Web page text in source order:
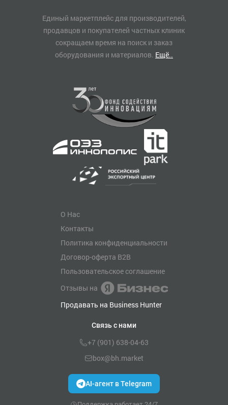
Единый маркетплейс для производителей,
продавцов и покупателей частных клиник
сокращаем время на поиск и заказ
оборудования и материалов. Ещё..
О Нас
Контакты
Политика конфиденциальности
Договор-оферта B2B
Пользовательское соглашение
Отзывы на
Продавать на Business Hunter
Связь с нами
+7 (901) 638-04-63
box@bh.market
AI-агент в Telegram